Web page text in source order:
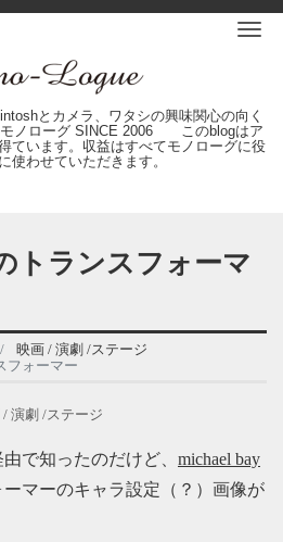
とカメラ、ワタシの興味関心の向く
モノローグ SINCE 2006 このblogはア
ています。収益はすべてモノローグに役
使わせていただきます。
トランスフォーマ
映画 / 演劇 /ステージ
フォーマー
/ 演劇 /ステージ
由で知ったのだけど、 michael bay
マーのキャラ設定（？）画像が